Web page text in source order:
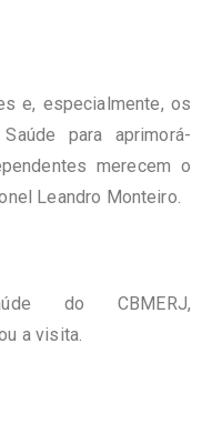
e, especialmente, os
para aprimorá-
merecem o
Leandro Monteiro.
do CBMERJ,
a visita.